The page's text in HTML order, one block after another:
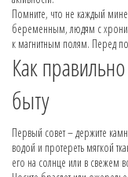
Помните, что не каждый
беременным, людям с
к магнитным полям. Перед
Как
быту
Первый совет – держите
водой и протереть мягкой
его на солнце или в свежем